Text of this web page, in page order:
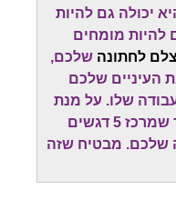
יכולה גם להיות
להיות מומחים
צלם לחתונה שלכם,
העיניים שלכם
שלו. על מנת
להקל עליכן, כתבנו טיפ מיוחד שמרכז 5 דגשים
שלכם. מבטיח שזה